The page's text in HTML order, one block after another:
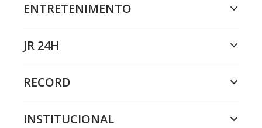
ENTRETENIMENTO
JR 24H
RECORD
INSTITUCIONAL